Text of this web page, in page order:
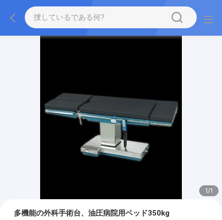
1/1
多機能の外科手術台、油圧病院用ベッド350kg